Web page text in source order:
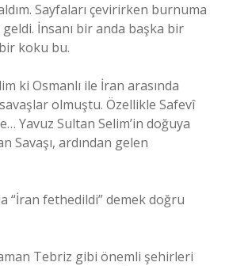
Sayfaları çevirirken burnuma
İnsanı bir anda başka bir
koku bu.
ki Osmanlı ile İran arasında
olmuştu. Özellikle Safevî
Yavuz Sultan Selim’in doğuya
Savaşı, ardından gelen
“İran fethedildi” demek doğru
Tebriz gibi önemli şehirleri